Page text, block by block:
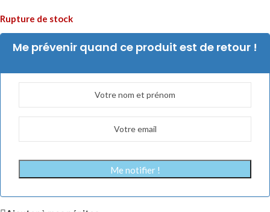
Rupture de stock
Me prévenir quand ce produit est de retour !
Me notifier !